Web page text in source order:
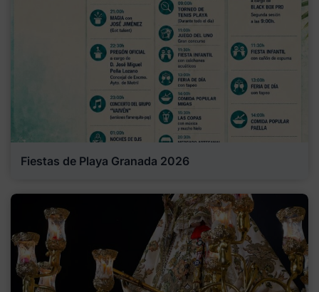
Fiestas de Playa Granada 2026